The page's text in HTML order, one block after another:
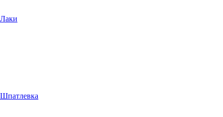
Лаки
Шпатлевка